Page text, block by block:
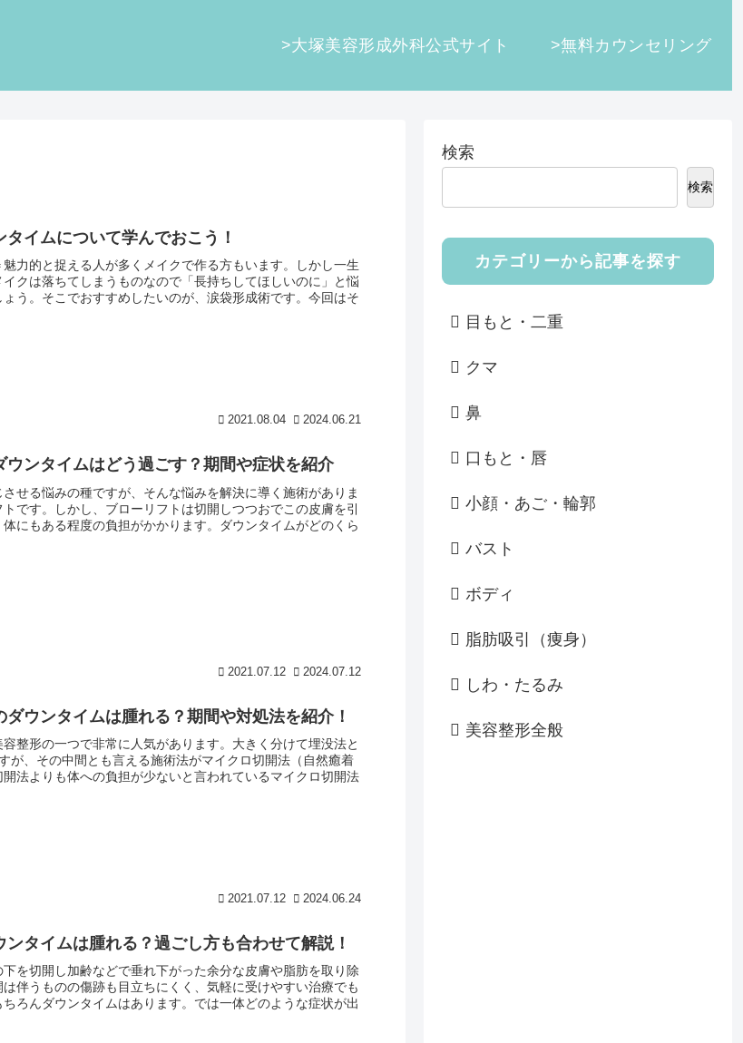
>大塚美容形成外科公式サイト >無料カウンセリング
イムについて学んでおこう！
力的と捉える人が多くメイクで作る方もいます。しかし一生
クは落ちてしまうものなので「長持ちしてほしいのに」と悩
う。そこでおすすめしたいのが、涙袋形成術です。今回はそ
2021.08.04 2024.06.21
ウンタイムはどう過ごす？期間や症状を紹介
せる悩みの種ですが、そんな悩みを解決に導く施術がありま
です。しかし、ブローリフトは切開しつつおでこの皮膚を引
にもある程度の負担がかかります。ダウンタイムがどのくら
2021.07.12 2024.07.12
ダウンタイムは腫れる？期間や対処法を紹介！
整形の一つで非常に人気があります。大きく分けて埋没法と
が、その中間とも言える施術法がマイクロ切開法（自然癒着
法よりも体への負担が少ないと言われているマイクロ切開法
2021.07.12 2024.06.24
ンタイムは腫れる？過ごし方も合わせて解説！
を切開し加齢などで垂れ下がった余分な皮膚や脂肪を取り除
は伴うものの傷跡も目立ちにくく、気軽に受けやすい治療でも
ろんダウンタイムはあります。では一体どのような症状が出
検索
検索
カテゴリーから記事を探す
目もと・二重
クマ
鼻
口もと・唇
小顔・あご・輪郭
バスト
ボディ
脂肪吸引（痩身）
しわ・たるみ
美容整形全般